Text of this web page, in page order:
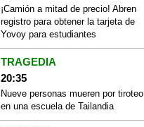
¡Camión a mitad de precio! Abren
registro para obtener la tarjeta de
Yovoy para estudiantes
TRAGEDIA
20:35
Nueve personas mueren por tiroteo
en una escuela de Tailandia